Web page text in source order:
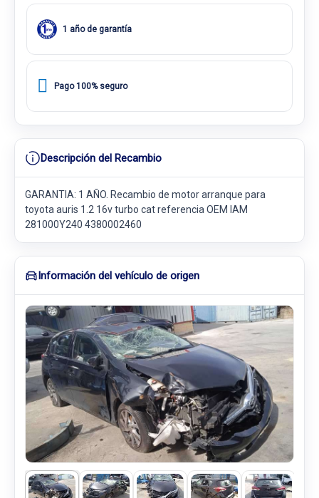
1 año de garantía
Pago 100% seguro
Descripción del Recambio
GARANTIA: 1 AÑO. Recambio de motor arranque para
toyota auris 1.2 16v turbo cat referencia OEM IAM
281000Y240 4380002460
Información del vehículo de origen